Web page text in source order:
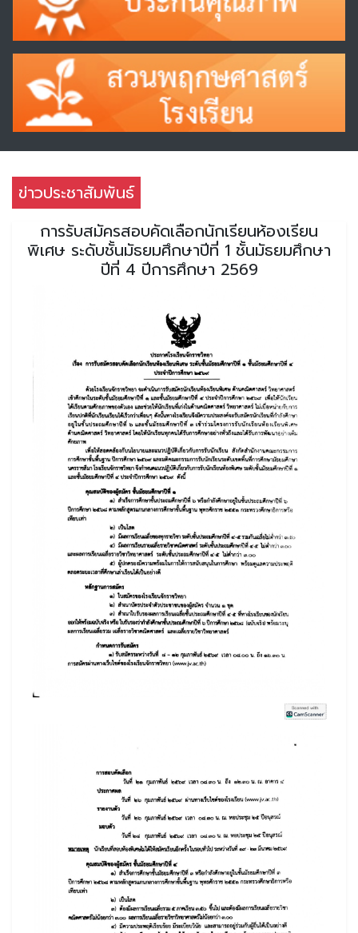
ข่าวประชาสัมพันธ์
การรับสมัครสอบคัดเลือกนักเรียนห้องเรียน
พิเศษ ระดับชั้นมัธยมศึกษาปีที่ 1 ชั้นมัธยมศึกษา
ปีที่ 4 ปีการศึกษา 2569